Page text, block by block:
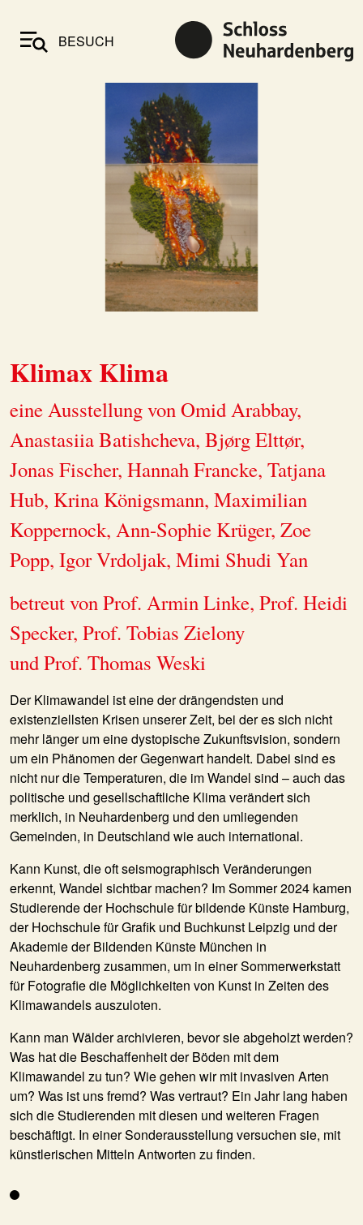
BESUCH
Klimax Klima
eine Ausstellung von Omid Arabbay,
Anastasiia Batishcheva, Bjørg Elttør,
Jonas Fischer, Hannah Francke, Tatjana
Hub, Krina Königsmann, Maximilian
Koppernock, Ann-Sophie Krüger, Zoe
Popp, Igor Vrdoljak, Mimi Shudi Yan
betreut von Prof. Armin Linke, Prof. Heidi
Specker, Prof. Tobias Zielony
und Prof. Thomas Weski
Der Klimawandel ist eine der drängendsten und
existenziellsten Krisen unserer Zeit, bei der es sich nicht
mehr länger um eine dystopische Zukunftsvision, sondern
um ein Phänomen der Gegenwart handelt. Dabei sind es
nicht nur die Temperaturen, die im Wandel sind – auch das
politische und gesellschaftliche Klima verändert sich
merklich, in Neuhardenberg und den umliegenden
Gemeinden, in Deutschland wie auch international.
Kann Kunst, die oft seismographisch Veränderungen
erkennt, Wandel sichtbar machen? Im Sommer 2024 kamen
Studierende der Hochschule für bildende Künste Hamburg,
der Hochschule für Grafik und Buchkunst Leipzig und der
Akademie der Bildenden Künste München in
Neuhardenberg zusammen, um in einer Sommerwerkstatt
für Fotografie die Möglichkeiten von Kunst in Zeiten des
Klimawandels auszuloten.
Kann man Wälder archivieren, bevor sie abgeholzt werden?
Was hat die Beschaffenheit der Böden mit dem
Klimawandel zu tun? Wie gehen wir mit invasiven Arten
um? Was ist uns fremd? Was vertraut? Ein Jahr lang haben
sich die Studierenden mit diesen und weiteren Fragen
beschäftigt. In einer Sonderausstellung versuchen sie, mit
künstlerischen Mitteln Antworten zu finden.